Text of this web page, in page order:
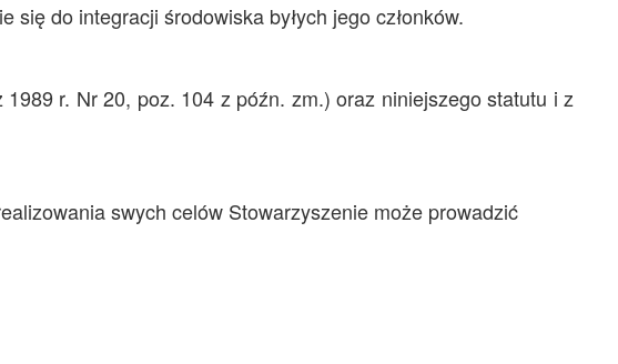
do integracji środowiska byłych jego członków.
r. Nr 20, poz. 104 z późn. zm.) oraz niniejszego statutu i z
swych celów Stowarzyszenie może prowadzić